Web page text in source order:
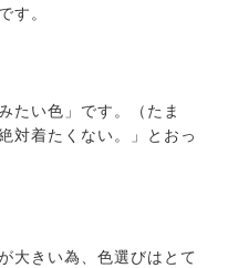
す。
たい色」です。（たま
対着たくない。」とおっ
大きい為、色選びはとて